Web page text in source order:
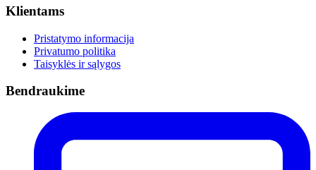
Klientams
Pristatymo informacija
Privatumo politika
Taisyklės ir sąlygos
Bendraukime